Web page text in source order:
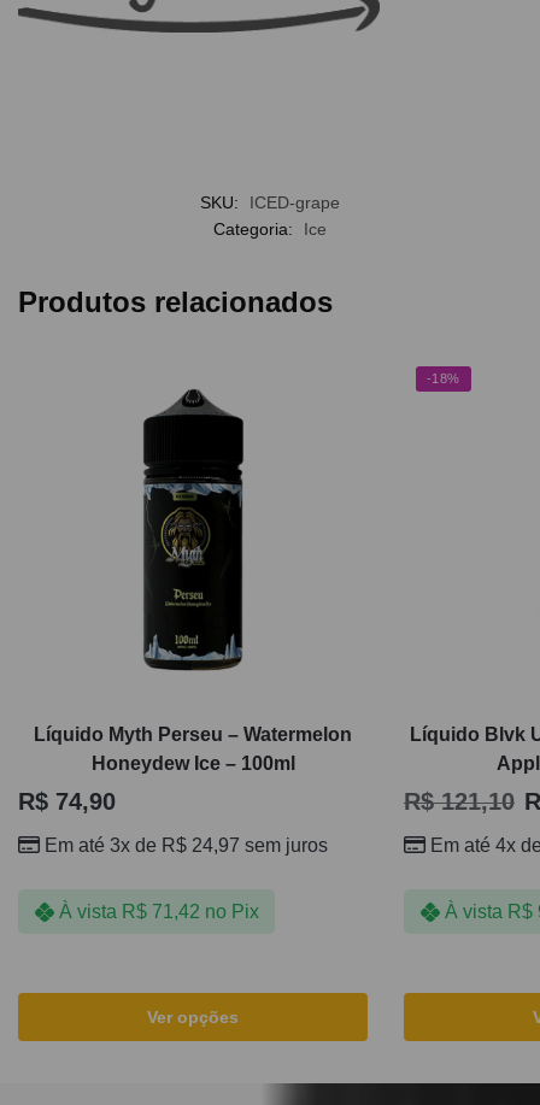
SKU:
ICED-grape
Categoria:
Ice
Produtos relacionados
Líquido Myth Perseu – Watermelon
Honeydew Ice – 100ml
R$ 74,90
Em até 3x de R$ 24,97 sem juros
À vista R$71,42 no Pix
Ver opções
-18%
Líquido Blvk
R$121,10
Em até 4x
À vista R$